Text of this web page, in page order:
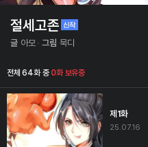
절세고존
글 아모 그림 묵디
전체 64화 중 0화 보유중
제1화
25.07.16